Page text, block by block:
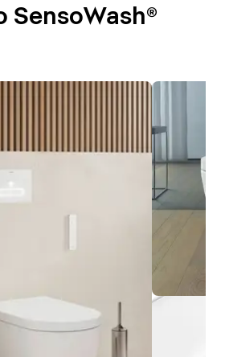
SensoWash®